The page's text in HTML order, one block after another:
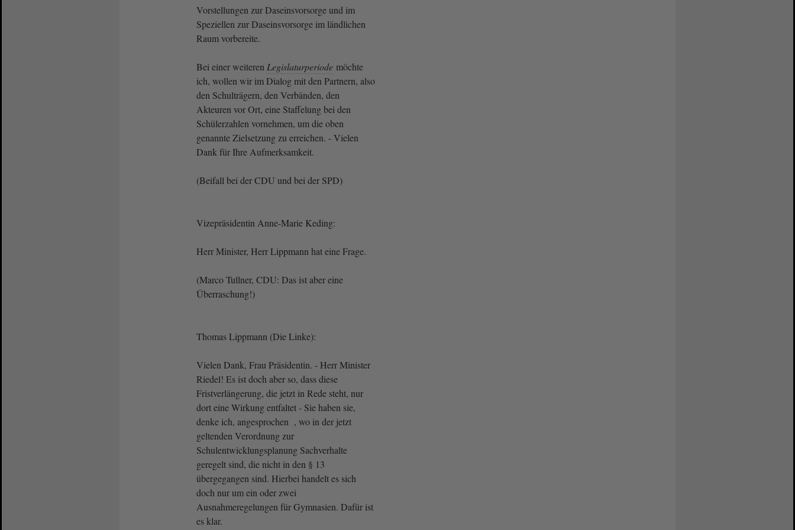
Vorstellungen zur Daseinsvorsorge und im
Speziellen zur Daseinsvorsorge im ländlichen
Raum vorbereite.
Bei einer weiteren Legislaturperiode möchte
ich, wollen wir im Dialog mit den Partnern, also
den Schulträgern, den Verbänden, den
Akteuren vor Ort, eine Staffelung bei den
Schülerzahlen vornehmen, um die oben
genannte Zielsetzung zu erreichen. - Vielen
Dank für Ihre Aufmerksamkeit.
(Beifall bei der CDU und bei der SPD)
Vizepräsidentin Anne-Marie Keding:
Herr Minister, Herr Lippmann hat eine Frage.
(Marco Tullner, CDU: Das ist aber eine
Überraschung!)
Thomas Lippmann (Die Linke):
Vielen Dank, Frau Präsidentin. - Herr Minister
Riedel! Es ist doch aber so, dass diese
Fristverlängerung, die jetzt in Rede steht, nur
dort eine Wirkung entfaltet - Sie haben sie,
denke ich, angesprochen , wo in der jetzt
geltenden Verordnung zur
Schulentwicklungsplanung Sachverhalte
geregelt sind, die nicht in den § 13
übergegangen sind. Hierbei handelt es sich
doch nur um ein oder zwei
Ausnahmeregelungen für Gymnasien. Dafür ist
es klar.